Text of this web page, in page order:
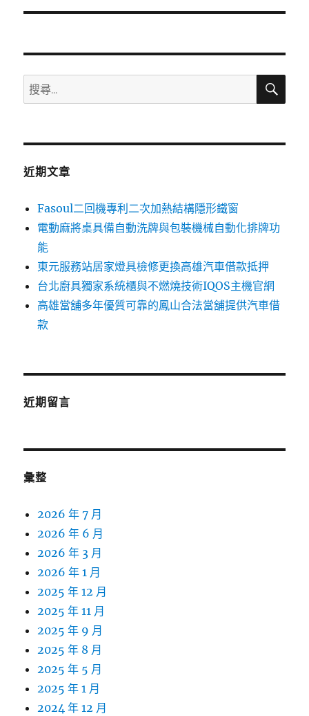
文
搜
尋
鍵
搜
近期文章
Fasoul二回機專利二次加熱結構隱形鐵窗
電動麻將桌具備自動洗牌與包裝機械自動化排牌功
能
東元服務站居家燈具檢修更換高雄汽車借款抵押
台北廚具獨家系統櫃與不燃燒技術IQOS主機官網
高雄當舖多年優質可靠的鳳山合法當舖提供汽車借
款
近期留言
彙整
2026 年 7 月
2026 年 6 月
2026 年 3 月
2026 年 1 月
2025 年 12 月
2025 年 11 月
2025 年 9 月
2025 年 8 月
2025 年 5 月
2025 年 1 月
2024 年 12 月